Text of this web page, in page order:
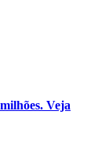
Veja